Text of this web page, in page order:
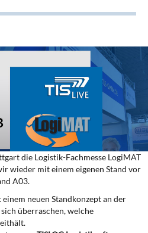
die Logistik-Fachmesse LogiMAT
wieder mit einem eigenen Stand vor
A03.
neuen Standkonzept an der
überraschen, welche